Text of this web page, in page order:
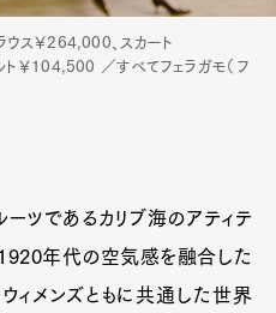
ス￥264,000、スカート
￥104,500 ／すべてフェラガモ（フ
ーツであるカリブ海のアティテ
1920年代の空気感を融合した
ウィメンズともに共通した世界